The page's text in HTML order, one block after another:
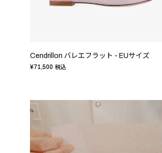
Cendrillon バレエフラット - EUサイズ
¥71,500 税込